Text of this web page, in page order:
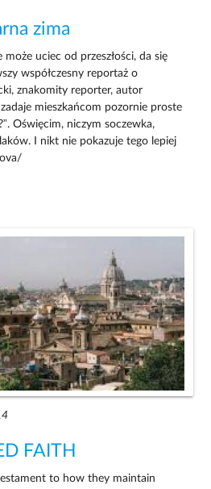
zima
uciec od przeszłości, da się
współczesny reportaż o
znakomity reporter, autor
zadaje mieszkańcom pozornie proste
Oświęcim, niczym soczewka,
I nikt nie pokazuje tego lepiej
FAITH
to how they maintain